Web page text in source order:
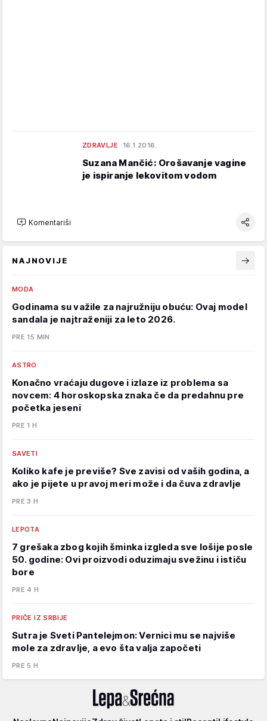
ZDRAVLJE 16.1.2016.
Suzana Mančić: Orošavanje vagine
je ispiranje lekovitom vodom
Komentariši
NAJNOVIJE
MODA
Godinama su važile za najružniju obuću: Ovaj model
sandala je najtraženiji za leto 2026.
PRE 15 MIN
ASTRO
Konačno vraćaju dugove i izlaze iz problema sa
novcem: 4 horoskopska znaka če da predahnu pre
početka jeseni
PRE 1 H
SAVETI
Koliko kafe je previše? Sve zavisi od vaših godina, a
ako je pijete u pravoj meri može i da čuva zdravlje
PRE 3 H
LEPOTA
7 grešaka zbog kojih šminka izgleda sve lošije posle
50. godine: Ovi proizvodi oduzimaju svežinu i ističu
bore
PRE 4 H
PRIČE IZ SRBIJE
Sutra je Sveti Pantelejmon: Vernici mu se najviše
mole za zdravlje, a evo šta valja započeti
PRE 5 H